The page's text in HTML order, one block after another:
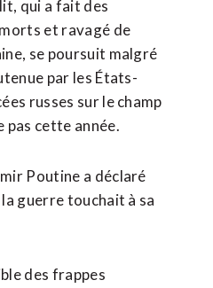
qui a fait des
et ravagé de
se poursuit malgré
par les États-
russes sur le champ
pas cette année.
Poutine a déclaré
guerre touchait à sa
des frappes